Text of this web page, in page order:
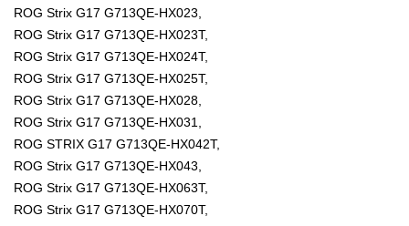
ROG Strix G17 G713QE-HX023,
ROG Strix G17 G713QE-HX023T,
ROG Strix G17 G713QE-HX024T,
ROG Strix G17 G713QE-HX025T,
ROG Strix G17 G713QE-HX028,
ROG Strix G17 G713QE-HX031,
ROG STRIX G17 G713QE-HX042T,
ROG Strix G17 G713QE-HX043,
ROG Strix G17 G713QE-HX063T,
ROG Strix G17 G713QE-HX070T,